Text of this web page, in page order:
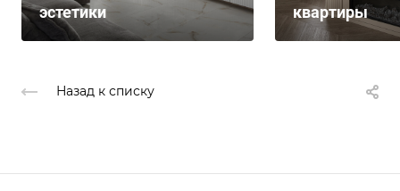
эстетики
квартиры
Назад к списку